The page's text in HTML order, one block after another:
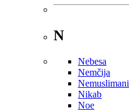
N
Nebesa
Nemčija
Nemuslimani
Nikab
Noe